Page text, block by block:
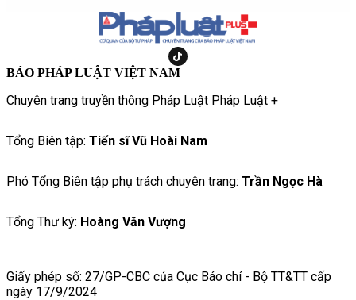
BÁO PHÁP LUẬT VIỆT NAM
Chuyên trang truyền thông Pháp Luật Pháp Luật +
Tổng Biên tập: Tiến sĩ Vũ Hoài Nam
Phó Tổng Biên tập phụ trách chuyên trang: Trần Ngọc Hà
Tổng Thư ký: Hoàng Văn Vượng
Giấy phép số: 27/GP-CBC của Cục Báo chí - Bộ TT&TT cấp
ngày 17/9/2024